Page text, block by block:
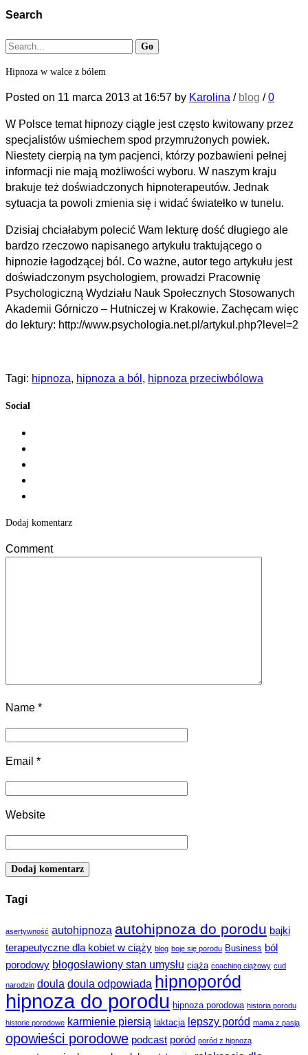
Search
Hipnoza w walce z bólem
Posted on 11 marca 2013 at 16:57 by Karolina / blog /0
W Polsce temat hipnozy ciągle jest często kwitowany przez
specjalistów uśmiechem spod przymrużonych powiek.
Niestety cierpią na tym pacjenci, którzy pozbawieni pełnej
informacji nie mają możliwości wyboru. W naszym kraju
brakuje też doświadczonych hipnoterapeutów. Jednak
sytuacja ta powoli zmienia się i widać światełko w tunelu.
Dzisiaj chciałabym polecić Wam lekturę dość długiego ale
bardzo rzeczowo napisanego artykułu traktującego o
hipnozie łagodzącej ból. Co ważne, autor tego artykułu jest
doświadczonym psychologiem, prowadzi Pracownię
Psychologiczną Wydziału Nauk Społecznych Stosowanych
Akademii Górniczo – Hutniczej w Krakowie. Zachęcam więc
do lektury: http://www.psychologia.net.pl/artykul.php?level=2
Tagi: hipnoza, hipnoza a ból , hipnoza przeciwbólowa
Social
Dodaj komentarz
Comment
Name *
Email *
Website
Tagi
asertywność autohipnoza autohipnoza do porodu bajki
terapeutyczne dla kobiet w ciąży blog boje się porodu Business ból
porodowy błogosławiony stan umysłu ciąża coaching ciążowy cud
narodzin doula doula odpowiada hipnoporód
hipnoza do porodu hipnoza porodowa historia porodu
historie porodowe karmienie piersią laktacja lepszy poród mama z pasją
opowieści porodowe podcast poród poród z hipnozą